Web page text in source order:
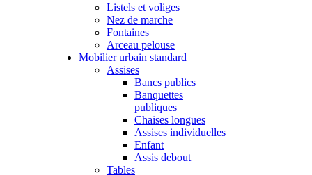
Listels et voliges
Nez de marche
Fontaines
Arceau pelouse
Mobilier urbain standard
Assises
Bancs publics
Banquettes
publiques
Chaises longues
Assises individuelles
Enfant
Assis debout
Tables